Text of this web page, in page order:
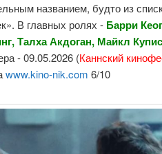
названием, будто из
В главных ролях - Барри
Талха Акдоган, Майкл
- 09.05.2026 (Каннский
www.kino-nik.com 6/10